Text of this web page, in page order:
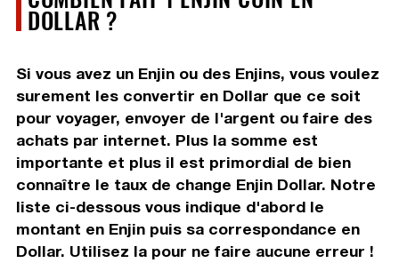
DOLLAR ?
Si vous avez un Enjin ou des Enjins, vous voulez
surement les convertir en Dollar que ce soit
pour voyager, envoyer de l'argent ou faire des
achats par internet. Plus la somme est
importante et plus il est primordial de bien
connaître le taux de change Enjin Dollar. Notre
liste ci-dessous vous indique d'abord le
montant en Enjin puis sa correspondance en
Dollar. Utilisez la pour ne faire aucune erreur !